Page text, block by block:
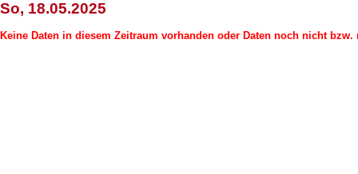
So, 18.05.2025
Keine Daten in diesem Zeitraum vorhanden oder Daten noch nicht